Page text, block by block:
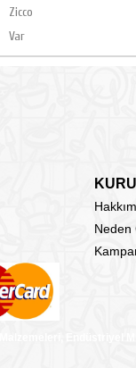
Zicco
Var
Neden